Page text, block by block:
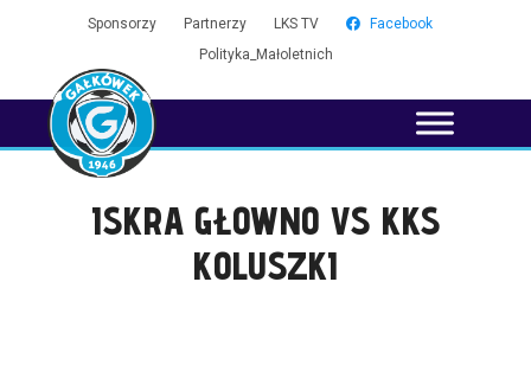
Sponsorzy Partnerzy LKS TV
Facebook
Polityka_Małoletnich
ISKRA GŁOWNO VS KKS
KOLUSZKI